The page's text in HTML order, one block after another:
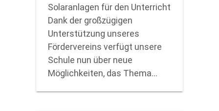
Solaranlagen für den Unterricht
Dank der großzügigen
Unterstützung unseres
Fördervereins verfügt unsere
Schule nun über neue
Möglichkeiten, das Thema…